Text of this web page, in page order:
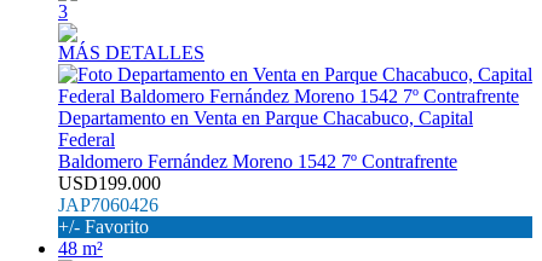
3
MÁS DETALLES
Departamento en Venta en Parque Chacabuco, Capital
Federal
Baldomero Fernández Moreno 1542 7º Contrafrente
USD199.000
JAP7060426
+/- Favorito
48 m²